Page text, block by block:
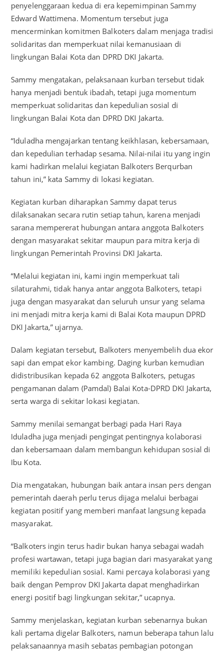
penyelenggaraan kedua di era kepemimpinan Sammy
Edward Wattimena. Momentum tersebut juga
mencerminkan komitmen Balkoters dalam menjaga tradisi
solidaritas dan memperkuat nilai kemanusiaan di
lingkungan Balai Kota dan DPRD DKI Jakarta.
Sammy mengatakan, pelaksanaan kurban tersebut tidak
hanya menjadi bentuk ibadah, tetapi juga momentum
memperkuat solidaritas dan kepedulian sosial di
lingkungan Balai Kota dan DPRD DKI Jakarta.
“Iduladha mengajarkan tentang keikhlasan, kebersamaan,
dan kepedulian terhadap sesama. Nilai-nilai itu yang ingin
kami hadirkan melalui kegiatan Balkoters Berqurban
tahun ini,” kata Sammy di lokasi kegiatan.
Kegiatan kurban diharapkan Sammy dapat terus
dilaksanakan secara rutin setiap tahun, karena menjadi
sarana mempererat hubungan antara anggota Balkoters
dengan masyarakat sekitar maupun para mitra kerja di
lingkungan Pemerintah Provinsi DKI Jakarta.
“Melalui kegiatan ini, kami ingin memperkuat tali
silaturahmi, tidak hanya antar anggota Balkoters, tetapi
juga dengan masyarakat dan seluruh unsur yang selama
ini menjadi mitra kerja kami di Balai Kota maupun DPRD
DKI Jakarta,” ujarnya.
Dalam kegiatan tersebut, Balkoters menyembelih dua ekor
sapi dan empat ekor kambing. Daging kurban kemudian
didistribusikan kepada 62 anggota Balkoters, petugas
pengamanan dalam (Pamdal) Balai Kota-DPRD DKI Jakarta,
serta warga di sekitar lokasi kegiatan.
Sammy menilai semangat berbagi pada Hari Raya
Iduladha juga menjadi pengingat pentingnya kolaborasi
dan kebersamaan dalam membangun kehidupan sosial di
Ibu Kota.
Dia mengatakan, hubungan baik antara insan pers dengan
pemerintah daerah perlu terus dijaga melalui berbagai
kegiatan positif yang memberi manfaat langsung kepada
masyarakat.
“Balkoters ingin terus hadir bukan hanya sebagai wadah
profesi wartawan, tetapi juga bagian dari masyarakat yang
memiliki kepedulian sosial. Kami percaya kolaborasi yang
baik dengan Pemprov DKI Jakarta dapat menghadirkan
energi positif bagi lingkungan sekitar,” ucapnya.
Sammy menjelaskan, kegiatan kurban sebenarnya bukan
kali pertama digelar Balkoters, namun beberapa tahun lalu
pelaksanaannya masih sebatas pembagian potongan